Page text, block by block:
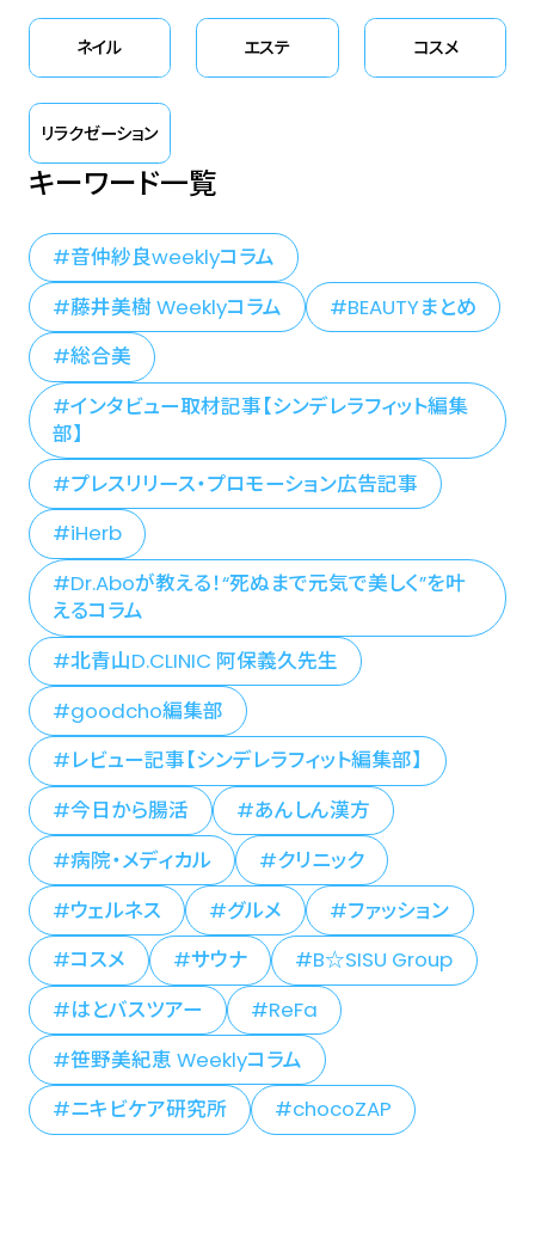
Guide Awards にて「ラグジュ
アリーブティックスパ グローバル
Guide Awards / World Luxury
Spa Awards、IKYU SPA
AWARD、主要美容誌ベストコス
メ賞など Photographer: 幡野
美紀/Miki Hatano（from
ネイル エステ コスメ
リラクゼーション
キーワード一覧
音仲紗良weeklyコラム
藤井美樹 Weeklyコラム
BEAUTYまとめ
総合美
インタビュー取材記事【シンデレラフィット編集
部】
プレスリリース・プロモーション広告記事
iHerb
Dr.Aboが教える！“死ぬまで元気で美しく”を叶
えるコラム
北青山D.CLINIC 阿保義久先生
goodcho編集部
レビュー記事【シンデレラフィット編集部】
今日から腸活
あんしん漢方
病院・メディカル
クリニック
ウェルネス
グルメ
ファッション
コスメ
サウナ
B☆SISU Group
はとバスツアー
ReFa
笹野美紀恵 Weeklyコラム
ニキビケア研究所
chocoZAP